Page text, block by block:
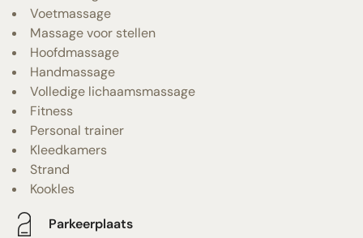
Voetmassage
Massage voor stellen
Hoofdmassage
Handmassage
Volledige lichaamsmassage
Fitness
Personal trainer
Kleedkamers
Strand
Kookles
Parkeerplaats